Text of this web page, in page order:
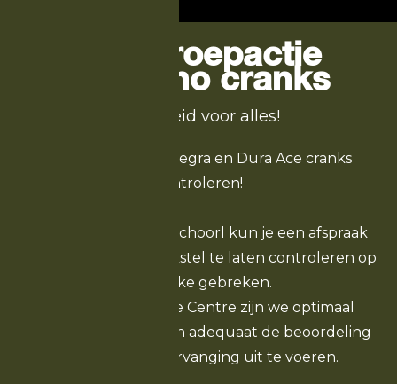
Terugroepactie
Shimano cranks
Veiligheid voor alles!
Laat je 11 speed Ultegra en Dura Ace cranks
controleren!
Bij Off Road Centre Schoorl kun je een afspraak
maken om jouw crankstel te laten controleren op
mogelijke gebreken.
Als Shimano Service Centre zijn we optimaal
voorbereid om snel en adequaat de beoordeling
en eventuele vervanging uit te voeren.